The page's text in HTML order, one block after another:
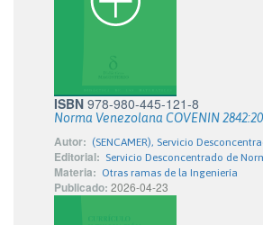
ISBN 978-980-445-121-8
Norma Venezolana COVENIN
Autor: (SENCAMER), Servicio
Editorial: Servicio Desconcentrado de
Materia: Otras ramas de la Ingeniería
Publicado: 2026-04-23